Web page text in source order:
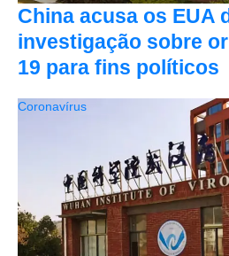
China acusa os EUA
investigação sobre
19 para fins políticos
Coronavírus